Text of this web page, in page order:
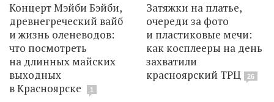
Концерт Мэйби Бэйби,
древнегреческий вайб
и жизнь оленеводов:
что посмотреть
на длинных майских
выходных
в Красноярске
1
Затяжки на платье,
очереди за фото
и пластиковые мечи:
как косплееры на день
захватили
красноярский ТРЦ
26